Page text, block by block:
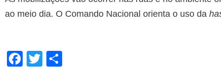
ao meio dia. O Comando Nacional orienta o uso da
Facebook
Twitter